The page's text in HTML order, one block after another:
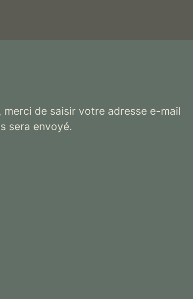
de saisir votre adresse e-mail
sera envoyé.